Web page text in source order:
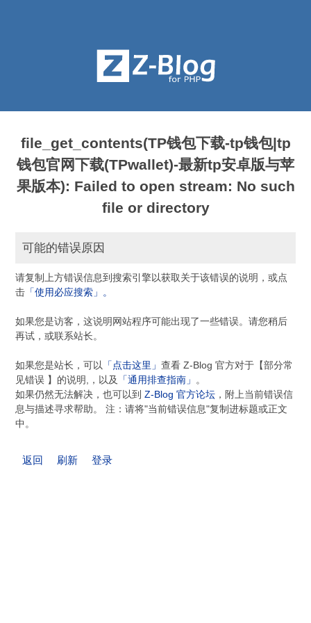
file_get_contents(TP钱包下载-tp钱包|tp
钱包官网下载(TPwallet)-最新tp安卓版与苹
果版本): Failed to open stream: No such
file or directory
可能的错误原因
请复制上方错误信息到搜索引擎以获取关于该错误的说明，或点
击 「使用必应搜索」。
如果您是访客，这说明网站程序可能出现了一些错误。请您稍后
再试，或联系站长。
如果您是站长，可以 「点击这里」查看 Z-Blog 官方对于【部分常
见错误 】的说明,，以及
「通用排查指南」 。
如果仍然无法解决，也可以到Z-Blog 官方论坛 ，附上当前错误信
息与描述寻求帮助。 注：请将"当前错误信息"复制进标题或正文
中。
返回 刷新 登录